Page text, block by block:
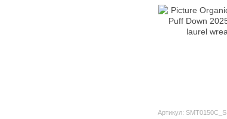
Артикул: SMT0150C_S